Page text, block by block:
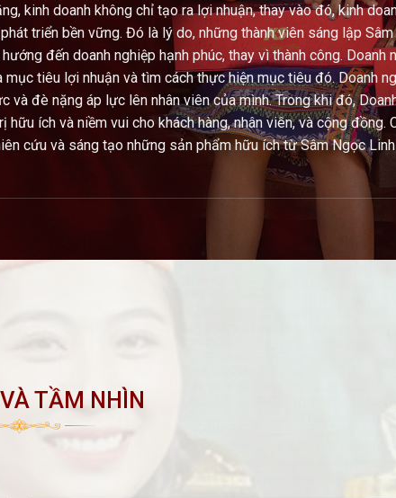
kinh doanh không chỉ tạo ra lợi nhuận, thay vào đó, kinh
triển bền vững. Đó là lý do, những thành viên sáng lập
đến doanh nghiệp hạnh phúc, thay vì thành công. Doanh
tiêu lợi nhuận và tìm cách thực hiện mục tiêu đó. Doanh
và đè nặng áp lực lên nhân viên của mình. Trong khi đó,
hữu ích và niềm vui cho khách hàng, nhân viên, và cộng đồng.
cứu và sáng tạo những sản phẩm hữu ích từ Sâm Ngọc
TẦM NHÌN